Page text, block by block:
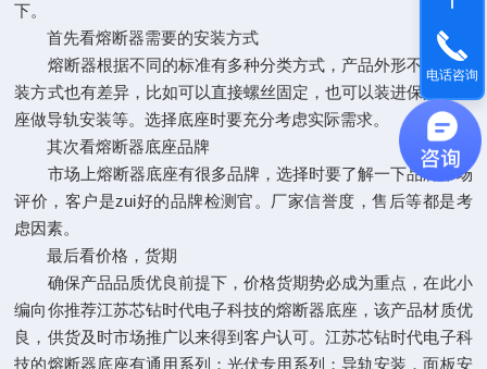
下。
首先看熔断器需要的安装方式
熔断器根据不同的标准有多种分类方式，产品外形不同，安
装方式也有差异，比如可以直接螺丝固定，也可以装进保险丝底
座做导轨安装等。选择底座时要充分考虑实际需求。
其次看熔断器底座品牌
市场上熔断器底座有很多品牌，选择时要了解一下品牌市场
评价，客户是zui好的品牌检测官。厂家信誉度，售后等都是考
虑因素。
最后看价格，货期
确保产品品质优良前提下，价格货期势必成为重点，在此小
编向你推荐江苏芯钻时代电子科技的熔断器底座，该产品材质优
良，供货及时市场推广以来得到客户认可。江苏芯钻时代电子科
技的熔断器底座有通用系列；光伏专用系列；导轨安装，面板安
电话咨询